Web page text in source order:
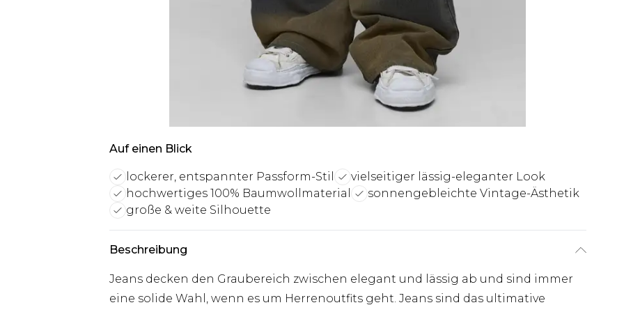
Auf einen Blick
lockerer, entspannter Passform-Stil
vielseitiger lässig-eleganter Look
hochwertiges 100% Baumwollmaterial
sonnengebleichte Vintage-Ästhetik
große & weite Silhouette
Beschreibung
Jeans decken den Graubereich zwischen elegant und lässig ab und sind immer
eine solide Wahl, wenn es um Herrenoutfits geht. Jeans sind das ultimative